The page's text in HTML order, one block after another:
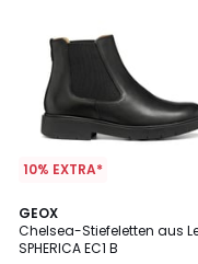
10% EXTRA*
GEOX
Chelsea-Stiefeletten aus
SPHERICA EC1 B